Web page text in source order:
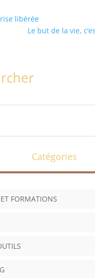
libérée
Le but de la vie,
Catégories
FORMATIONS